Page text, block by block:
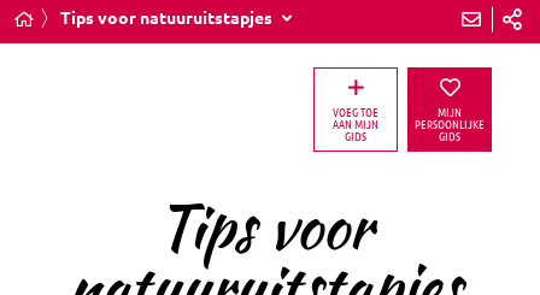
Tips voor natuuruitstapjes
VOEG TOE
AAN MIJN
GIDS
MIJN
PERSOONLIJKE
GIDS
Tips voor